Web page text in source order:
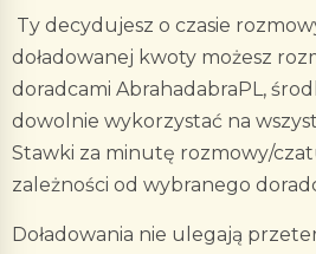
Ty decydujesz o czasie
doładowanej kwoty możesz
doradcami AbrahadabraPL,
dowolnie wykorzystać na
Stawki za minutę rozmowy/
zależności od wybranego
Doładowania nie ulegają